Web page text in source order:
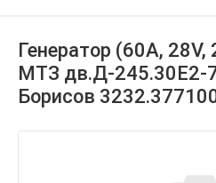
Генератор (60А,
МТЗ дв.Д-245.30Е2-
Борисов